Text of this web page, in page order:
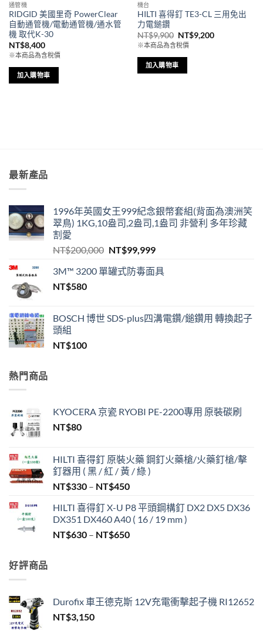
通管機
RIDGID 美國里奇 PowerClear
自動通管機/電動通管機/通水管
機 取代K-30
NT$8,400
※本商品為含稅價
加入購物車
機台
HILTI 喜得釘 TE3-CL 三用免出
力電鎚鑽
NT$9,900 原
始
價
格：
NT$9,900。
NT$9,200目
※本商品為含稅價
加入購物車
最新產品
1996年英國女王999紀念銀幣套組(背面為澳洲笑
翠鳥) 1KG,10盎司,2盎司,1盎司 非營利 多年珍藏
割愛
NT$200,000 原
價
NT$99,999目
價
3M™ 3200 單罐式防毒面具
NT$580
BOSCH 博世 SDS-plus四溝電鑽/鎚鑽用 轉換起子
頭組
NT$100
熱門商品
KYOCERA 京瓷 RYOBI PE-2200專用 原裝碳刷
NT$80
HILTI 喜得釘 原裝火藥 鋼釘火藥槍/火藥釘槍/擊
釘器用 ( 黑 / 紅 / 黃 / 綠 )
NT$330 – NT$450價
範
圍：
NT$330
HILTI 喜得釘 X-U P8 平頭鋼構釘 DX2 DX5 DX36
DX351 DX460 A40 ( 16 / 19 mm )
NT$630 – NT$650價
到
NT$650
好評商品
Durofix 車王德克斯 12V充電衝擊起子機 RI12652
NT$3,150